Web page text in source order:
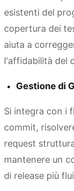
esistenti del
copertura dei
aiuta a
l'affidabilità del
Gestione di
Si integra con i
commit,
request
mantenere un
di release più